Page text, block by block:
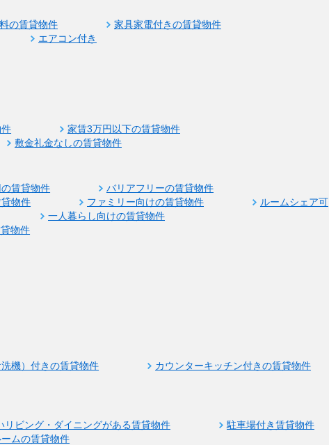
の賃貸物件
家具家電付きの賃貸物件
エアコン付き
家賃3万円以下の賃貸物件
敷金礼金なしの賃貸物件
賃貸物件
バリアフリーの賃貸物件
物件 ファミリー向けの賃貸物件
ルームシェア可
一人暮らし向けの賃貸物件
物件
機）付きの賃貸物件
カウンターキッチン付きの賃貸物件
リビング・ダイニングがある賃貸物件
駐車場付き賃貸物件
ムの賃貸物件